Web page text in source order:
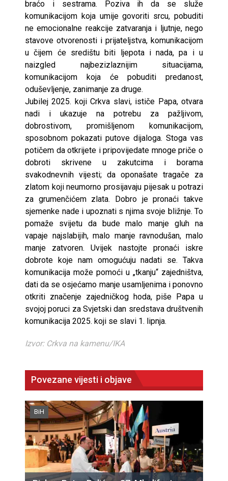
braćo i sestrama. Poziva ih da se služe
komunikacijom koja umije govoriti srcu, pobuditi
ne emocionalne reakcije zatvaranja i ljutnje, nego
stavove otvorenosti i prijateljstva, komunikacijom
u čijem će središtu biti ljepota i nada, pa i u
naizgled najbezizlaznijim situacijama,
komunikacijom koja će pobuditi predanost,
oduševljenje, zanimanje za druge.
Jubilej 2025. koji Crkva slavi, ističe Papa, otvara
nadi i ukazuje na potrebu za pažljivom,
dobrostivom, promišljenom komunikacijom,
sposobnom pokazati putove dijaloga. Stoga vas
potičem da otkrijete i pripovijedate mnoge priče o
dobroti skrivene u zakutcima i borama
svakodnevnih vijesti; da oponašate tragače za
zlatom koji neumorno prosijavaju pijesak u potrazi
za grumenčićem zlata. Dobro je pronaći takve
sjemenke nade i upoznati s njima svoje bližnje. To
pomaže svijetu da bude malo manje gluh na
vapaje najslabijih, malo manje ravnodušan, malo
manje zatvoren. Uvijek nastojte pronaći iskre
dobrote koje nam omogućuju nadati se. Takva
komunikacija može pomoći u „tkanju“ zajedništva,
dati da se osjećamo manje usamljenima i ponovno
otkriti značenje zajedničkog hoda, piše Papa u
svojoj poruci za Svjetski dan sredstava društvenih
komunikacija 2025. koji se slavi 1. lipnja.
Izvor: Crkva na kamenu/IKA
Povezane vijesti i objave
BiH